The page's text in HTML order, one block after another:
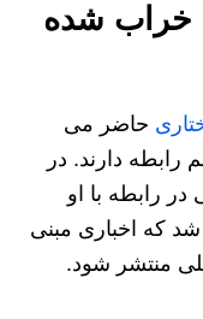
خراب شده
حاضر می
رابطه دارند. در
در رابطه با او
که اخباری مبنی
منتشر شود.